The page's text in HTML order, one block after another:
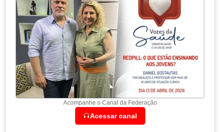
Acompanhe o Canal da Federação
Acessar canal